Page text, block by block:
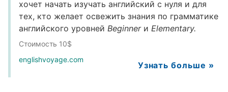
хочет начать изучать английский с нуля и для
тех, кто желает освежить знания по грамматике
английского уровней Beginnerи Elementary.
Стоимость 10$
englishvoyage.com
Узнать больше »